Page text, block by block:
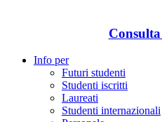
Info per
Futuri studenti
Studenti iscritti
Laureati
Studenti internazionali